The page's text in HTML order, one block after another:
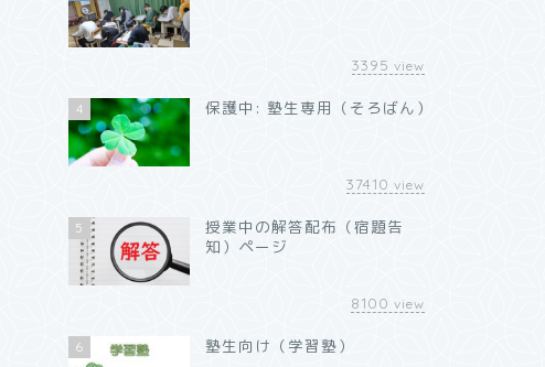
3395 view
4 保護中: 塾生専用（そろばん）
37410 view
5
授業中の解答配布（宿題告
知）ページ
8100 view
6 塾生向け（学習塾）